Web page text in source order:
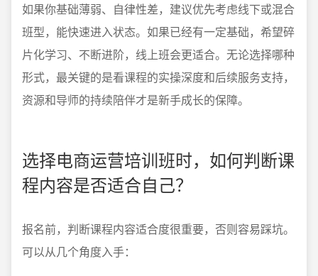
如果你基础薄弱、自律性差，建议优先考虑线下或混合
班型，能快速进入状态。如果已经有一定基础，希望碎
片化学习、不断进阶，线上班会更适合。无论选择哪种
形式，最关键的是看课程的实操深度和后续服务支持，
资源和导师的持续陪伴才是新手成长的保障。
选择电商运营培训班时，如何判断课
程内容是否适合自己？
报名前，判断课程内容适合度很重要，否则容易踩坑。
可以从几个角度入手：